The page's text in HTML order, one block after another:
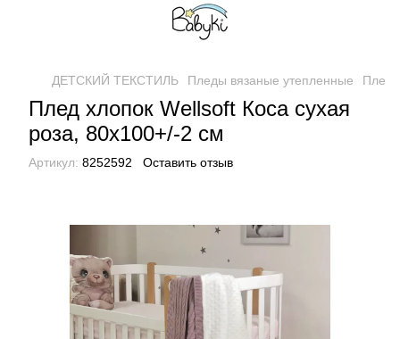
ДЕТСКИЙ ТЕКСТИЛЬ Пледы вязаные утепленные Плед
Плед хлопок Wellsoft Коса сухая
роза, 80х100+/-2 см
Артикул: 8252592 Оставить отзыв